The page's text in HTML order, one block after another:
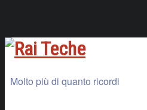
Molto più di quanto ricordi